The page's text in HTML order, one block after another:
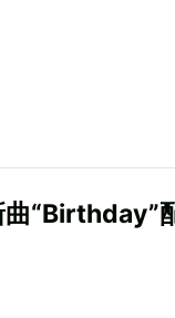
曲“Birthday”